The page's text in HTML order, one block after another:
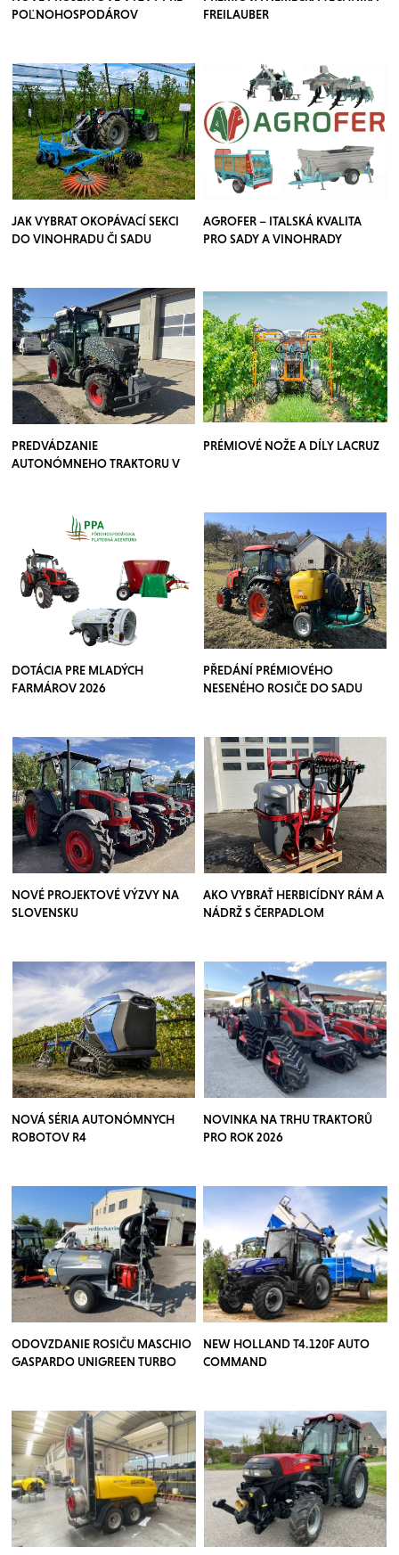
POĽNOHOSPODÁROV
FREILAUBER
JAK VYBRAT OKOPÁVACÍ SEKCI
DO VINOHRADU ČI SADU
AGROFER – ITALSKÁ KVALITA
PRO SADY A VINOHRADY
PREDVÁDZANIE
AUTONÓMNEHO TRAKTORU V
PRÉMIOVÉ NOŽE A DÍLY LACRUZ
DOTÁCIA PRE MLADÝCH
FARMÁROV 2026
PŘEDÁNÍ PRÉMIOVÉHO
NESENÉHO ROSIČE DO SADU
NOVÉ PROJEKTOVÉ VÝZVY NA
SLOVENSKU
AKO VYBRAŤ HERBICÍDNY RÁM A
NÁDRŽ S ČERPADLOM
NOVÁ SÉRIA AUTONÓMNYCH
ROBOTOV R4
NOVINKA NA TRHU TRAKTORŮ
PRO ROK 2026
ODOVZDANIE ROSIČU MASCHIO
GASPARDO UNIGREEN TURBO
NEW HOLLAND T4.120F AUTO
COMMAND